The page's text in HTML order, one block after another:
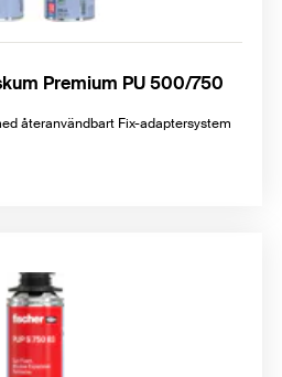
Premium PU 500/750
återanvändbart Fix-adaptersystem